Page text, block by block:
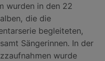
wurden in den 22
die die
begleiteten,
Sängerinnen. In der
wurde